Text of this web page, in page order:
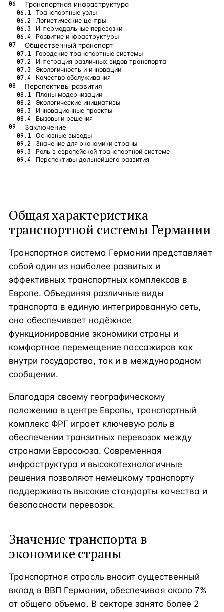
Транспортная инфраструктура
Транспортные узлы
Логистические центры
Интермодальные перевозки
Развитие инфраструктуры
Общественный транспорт
Городские транспортные системы
Интеграция различных видов транспорта
Экологичность и инновации
Качество обслуживания
Перспективы развития
Планы модернизации
Экологические инициативы
Инновационные проекты
Вызовы и решения
Заключение
Основные выводы
Значение для экономики страны
Роль в европейской транспортной системе
Перспективы дальнейшего развития
Общая характеристика
транспортной системы Германии
Транспортная система Германии представляет
собой один из наиболее развитых и
эффективных транспортных комплексов в
Европе. Объединяя различные виды
транспорта в единую интегрированную сеть,
она обеспечивает надёжное
функционирование экономики страны и
комфортное перемещение пассажиров как
внутри государства, так и в международном
сообщении.
Благодаря своему географическому
положению в центре Европы, транспортный
комплекс ФРГ играет ключевую роль в
обеспечении транзитных перевозок между
странами Евросоюза. Современная
инфраструктура и высокотехнологичные
решения позволяют немецкому транспорту
поддерживать высокие стандарты качества и
безопасности перевозок.
Значение транспорта в
экономике страны
Транспортная отрасль вносит существенный
вклад в ВВП Германии, обеспечивая около 7%
от общего объема. В секторе занято более 2